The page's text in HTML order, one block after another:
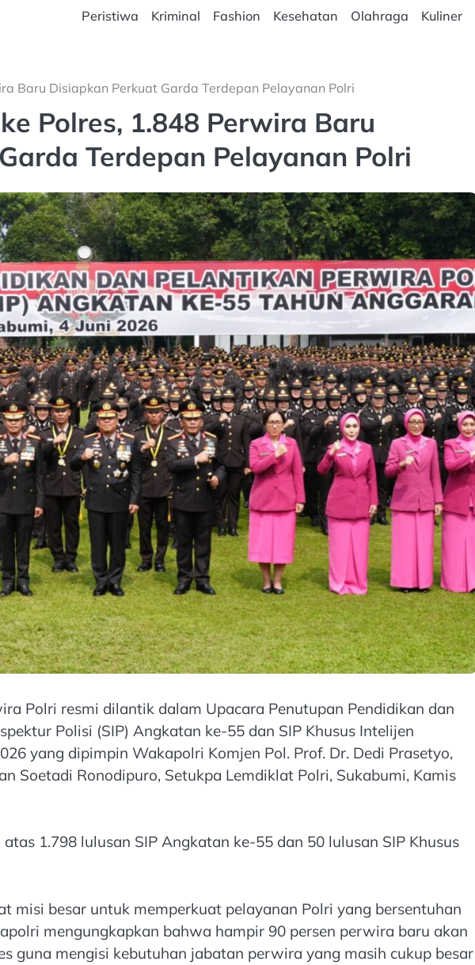
Peristiwa Kriminal Fashion Kesehatan Olahraga Kuliner
Baru Disiapkan Perkuat Garda Terdepan Pelayanan Polri
Polres, 1.848 Perwira Baru
Terdepan Pelayanan Polri
Polri resmi dilantik dalam Upacara Penutupan Pendidikan dan
Polisi (SIP) Angkatan ke-55 dan SIP Khusus Intelijen
yang dipimpin Wakapolri Komjen Pol. Prof. Dr. Dedi Prasetyo,
Soetadi Ronodipuro, Setukpa Lemdiklat Polri, Sukabumi, Kamis
1.798 lulusan SIP Angkatan ke-55 dan 50 lulusan SIP Khusus
misi besar untuk memperkuat pelayanan Polri yang bersentuhan
mengungkapkan bahwa hampir 90 persen perwira baru akan
guna mengisi kebutuhan jabatan perwira yang masih cukup besar